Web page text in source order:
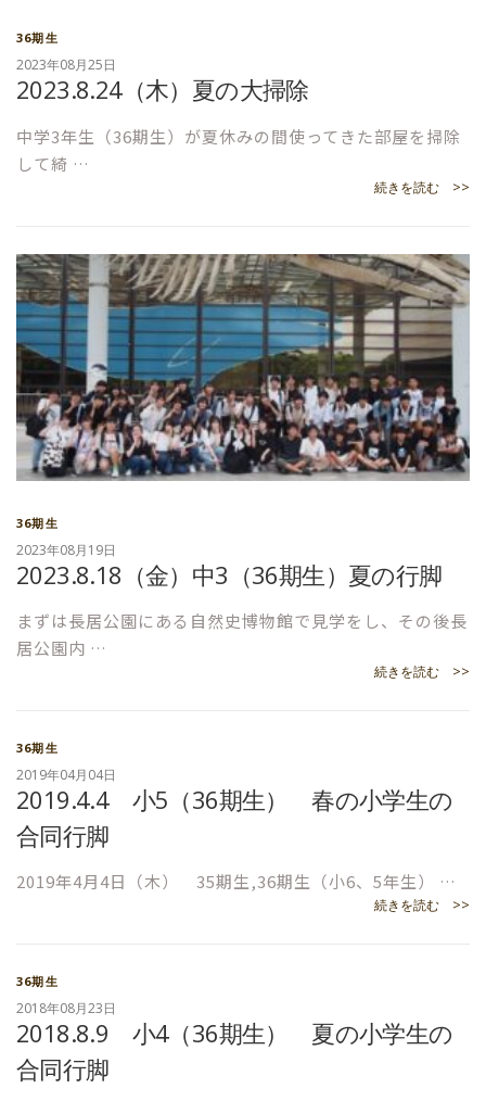
36期生
2023年08月25日
2023.8.24（木）夏の大掃除
中学3年生（36期生）が夏休みの間使ってきた部屋を掃除
して綺 …
続きを読む >>
36期生
2023年08月19日
2023.8.18（金）中3（36期生）夏の行脚
まずは長居公園にある自然史博物館で見学をし、その後長
居公園内 …
続きを読む >>
36期生
2019年04月04日
2019.4.4 小5（36期生） 春の小学生の
合同行脚
2019年4月4日（木） 35期生,36期生（小6、5年生） …
続きを読む >>
36期生
2018年08月23日
2018.8.9 小4（36期生） 夏の小学生の
合同行脚